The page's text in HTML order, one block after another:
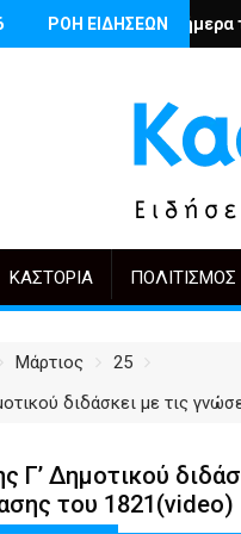
ΡΟΗ ΕΙΔΗΣΕΩΝ
και την υπερβολή
τους Αρμένιους; – Ο
Έναρξη εργασιών
ΚΑΣΤΟΡΙΆ ΠΟΛΙΤΙΣΜΌΣ
Μάρτιος
25
διδάσκει με τις
Γ’ Δημοτικού
του 1821(video)